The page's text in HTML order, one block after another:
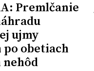
Premlčanie
ujmy
po obetiach